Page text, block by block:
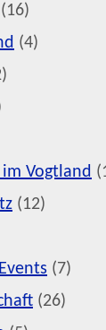
(16)
(4)
Vogtland
(12)
(7)
(26)